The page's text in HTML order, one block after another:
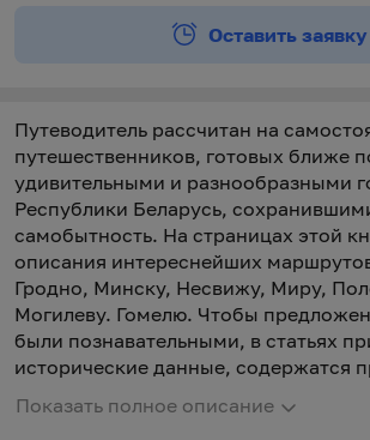
Оставить заявку
Путеводитель рассчитан на
путешественников, готовых ближе
удивительными и разнообразными
Республики Беларусь,
самобытность. На страницах этой
описания интереснейших
Гродно, Минску, Несвижу, Миру,
Могилеву. Гомелю. Чтобы
были познавательными, в статьях
исторические данные, содержатся
советы, а предложенные qr-коды,
перейти на электронные карты,
Показать полное описание